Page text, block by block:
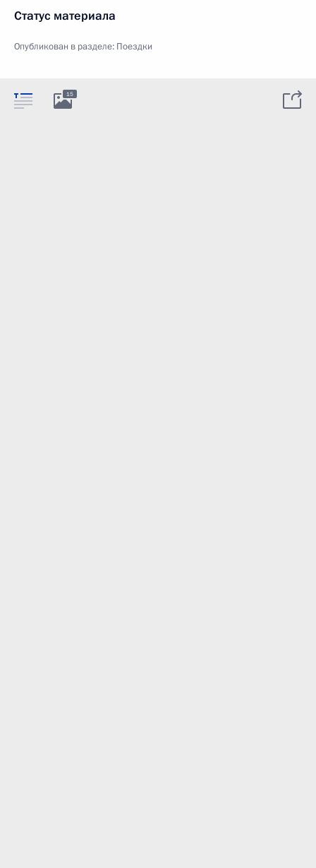
Статус материала
Опубликован в разделе: Поездки
15